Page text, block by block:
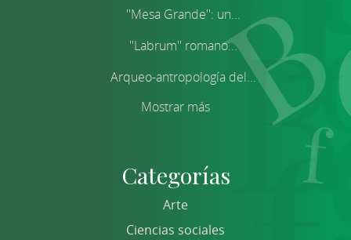
''Mesa Grande'': un...
''Labrum'' romano...
Arqueo-antropología del...
Mostrar más
Categorías
Arte
Ciencias sociales